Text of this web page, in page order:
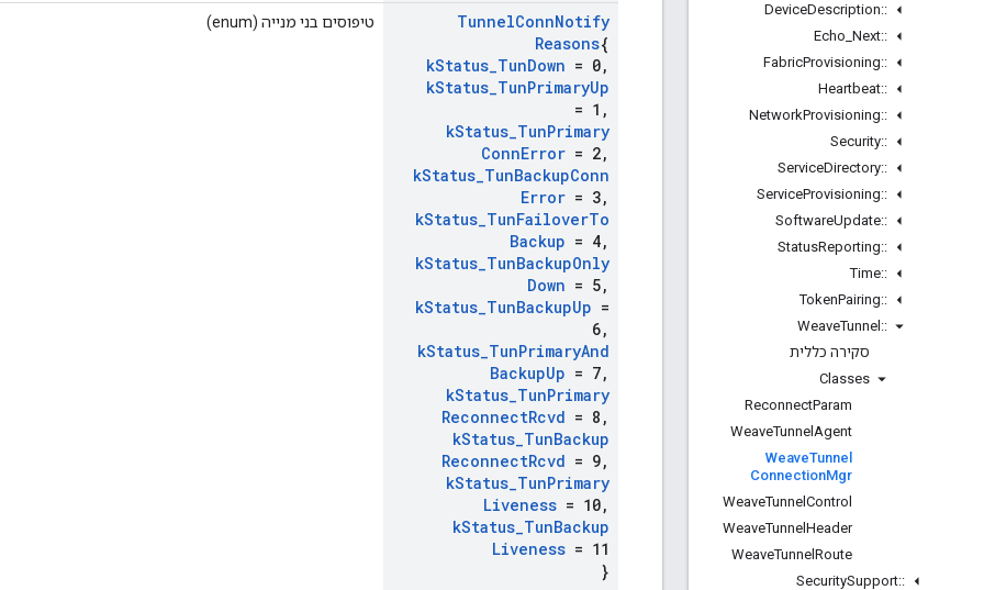
::
DeviceDescription
::
Echo Next
::
FabricProvisioning
::
Heartbeat
::
NetworkProvisioning
::
Security
::
ServiceDirectory
::
ServiceProvisioning
::
SoftwareUpdate
::
StatusReporting
::
Time
::
TokenPairing
::
WeaveTunnel
סקירה כללית
Classes
ReconnectParam
WeaveTunnel Agent
WeaveTunnel
ConnectionMgr
WeaveTunnel Control
WeaveTunnel Header
WeaveTunnel Route
::
SecuritySupport
TunnelConnNotify
Reasons{
kStatus_TunDown = 0,
kStatus_TunPrimaryUp
= 1 ,
kStatus_TunPrimary
ConnError = 2,
kStatus_TunBackupConn
Error = 3,
kStatus_TunFailoverTo
Backup = 4,
kStatus_TunBackupOnly
Down = 5,
kStatus_TunBackupUp =
6,
kStatus_TunPrimaryAnd
BackupUp = 7,
kStatus_TunPrimary
ReconnectRcvd = 8 ,
kStatus_TunBackup
ReconnectRcvd = 9,
kStatus_TunPrimary
Liveness = 10,
kStatus_TunBackup
Liveness = 11
}
טיפוסים בני מנייה (enum)